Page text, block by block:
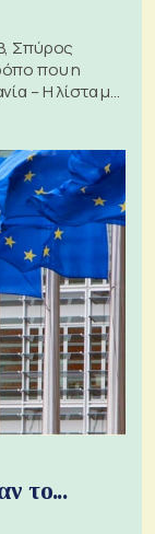
Σπύρος
που η
– Η λίστα με
το...